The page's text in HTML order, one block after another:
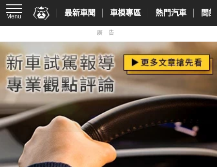
Menu 最新車聞 車模專區 熱門汽車 間
廣告